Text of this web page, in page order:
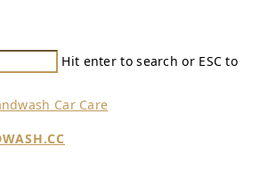
Hit enter to search or ESC to